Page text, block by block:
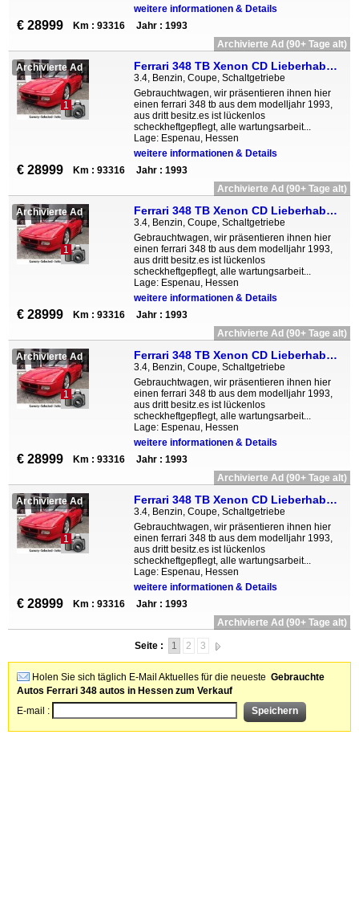
weitere informationen & Details
€ 28999 Km : 93316
Jahr : 1993
Archivierte Ad (90+ Tage alt)
Archivierte Ad
1
Ferrari 348 TB Xenon CD Lieberhaberobjekt Zahnriehmen ne
3.4, Benzin, Coupe, Schaltgetriebe
Gebrauchtwagen, wir präsentieren ihnen hier
einen ferrari 348 tb aus dem modelljahr 1993,
aus dritt besitz.es ist lückenlos
scheckheftgepflegt, alle wartungsarbeit...
Lage: Espenau, Hessen
weitere informationen & Details
€ 28999 Km : 93316
Jahr : 1993
Archivierte Ad (90+ Tage alt)
Archivierte Ad
1
Ferrari 348 TB Xenon CD Lieberhaberobjekt Zahnriehmen ne
3.4, Benzin, Coupe, Schaltgetriebe
Gebrauchtwagen, wir präsentieren ihnen hier
einen ferrari 348 tb aus dem modelljahr 1993,
aus dritt besitz.es ist lückenlos
scheckheftgepflegt, alle wartungsarbeit...
Lage: Espenau, Hessen
weitere informationen & Details
€ 28999 Km : 93316
Jahr : 1993
Archivierte Ad (90+ Tage alt)
Archivierte Ad
1
Ferrari 348 TB Xenon CD Lieberhaberobjekt Zahnriehmen ne
3.4, Benzin, Coupe, Schaltgetriebe
Gebrauchtwagen, wir präsentieren ihnen hier
einen ferrari 348 tb aus dem modelljahr 1993,
aus dritt besitz.es ist lückenlos
scheckheftgepflegt, alle wartungsarbeit...
Lage: Espenau, Hessen
weitere informationen & Details
€ 28999 Km : 93316
Jahr : 1993
Archivierte Ad (90+ Tage alt)
Archivierte Ad
1
Ferrari 348 TB Xenon CD Lieberhaberobjekt Zahnriehmen ne
3.4, Benzin, Coupe, Schaltgetriebe
Gebrauchtwagen, wir präsentieren ihnen hier
einen ferrari 348 tb aus dem modelljahr 1993,
aus dritt besitz.es ist lückenlos
scheckheftgepflegt, alle wartungsarbeit...
Lage: Espenau, Hessen
weitere informationen & Details
€ 28999 Km : 93316
Jahr : 1993
Archivierte Ad (90+ Tage alt)
Seite : 1 2 3
Holen Sie sich täglich E-Mail Aktuelles für die neueste Gebrauchte
Autos Ferrari 348 autos in Hessen zum Verkauf
E-mail :